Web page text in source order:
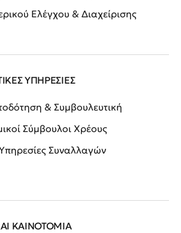
Ελέγχου & Διαχείρισης
ΥΠΗΡΕΣΙΕΣ
& Συμβουλευτική
Σύμβουλοι Χρέους
Συναλλαγών
ΚΑΙΝΟΤΟΜΙΑ